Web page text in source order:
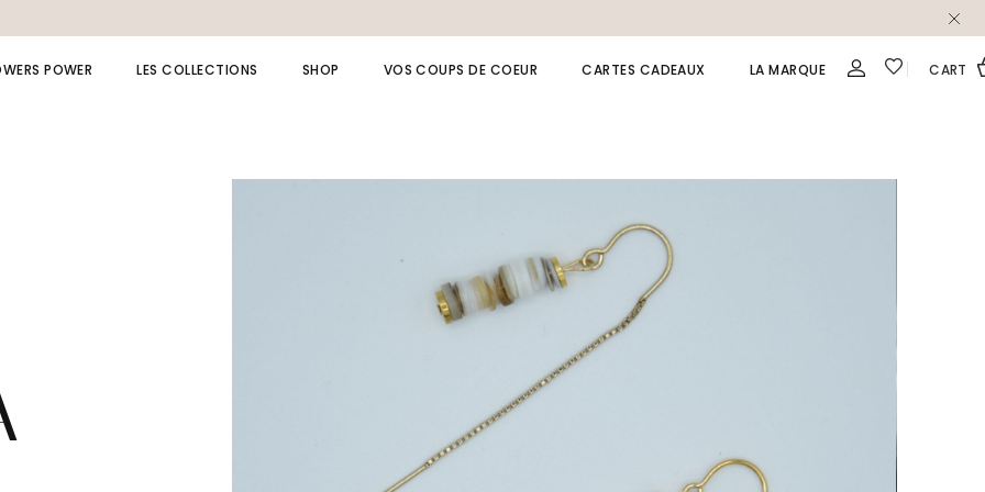
POWER LES COLLECTIONS
Collection AMAZONE
SHOP
Bijoux de dos
Chaînes de cheville
VOS COUPS DE COEUR CARTES CADEAUX LA MARQUE CART